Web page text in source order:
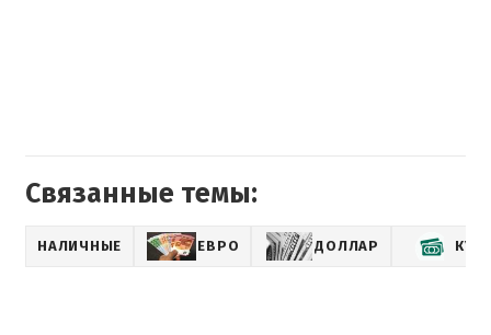
Связанные темы:
НАЛИЧНЫЕ ЕВРО ДОЛЛАР